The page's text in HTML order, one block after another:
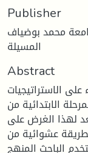
Publisher
محمد بوضياف
المسيلة
Abstract
الاستراتيجيات
الابتدائية من
لهذا الغرض على
بطريقة عشوائية من
الباحث المنهج